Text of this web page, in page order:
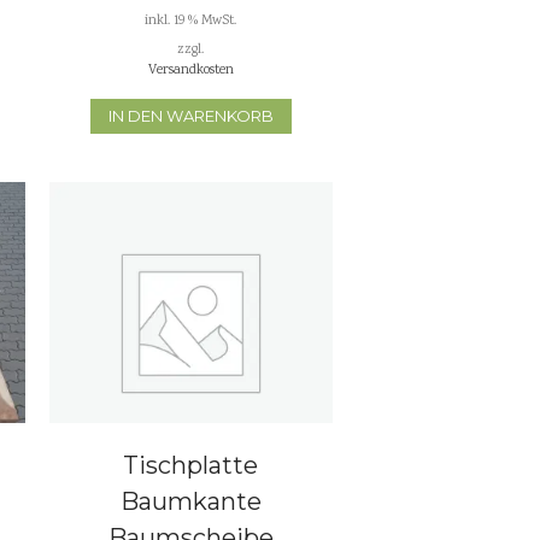
inkl. 19 % MwSt.
zzgl.
Versandkosten
IN DEN WARENKORB
Tischplatte
Baumkante